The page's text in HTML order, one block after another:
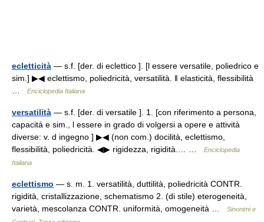
ecletticità — s.f. [der. di eclettico ]. [l essere versatile, poliedrico e
sim.] ▶◀ eclettismo, poliedricità, versatilità. ‖ elasticità, flessibilità
Enciclopedia Italiana
versatilità — s.f. [der. di versatile ]. 1. [con riferimento a persona,
capacità e sim., l essere in grado di volgersi a opere e attività
diverse: v. d ingegno ] ▶◀ (non com.) docilità, eclettismo,
flessibilità, poliedricità. ◀▶ rigidezza, rigidità.… …
Enciclopedia
Italiana
eclettismo — s. m. 1. versatilità, duttilità, poliedricità CONTR.
rigidità, cristallizzazione, schematismo 2. (di stile) eterogeneità,
varietà, mescolanza CONTR. uniformità, omogeneità …
Sinonimi e